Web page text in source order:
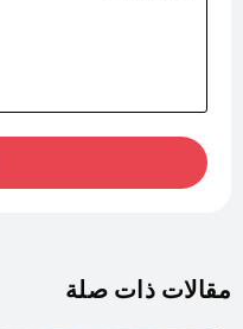
مقالات ذات صلة